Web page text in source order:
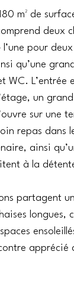
m² de
deux
pour
qu’une
WC. L’entrée
un
sur une
repas dans
ainsi
à la
partagent
longues,
apprécié